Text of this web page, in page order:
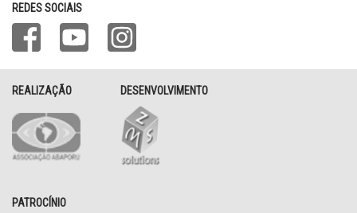
REDES SOCIAIS
REALIZAÇÃO DESENVOLVIMENTO
PATROCÍNIO